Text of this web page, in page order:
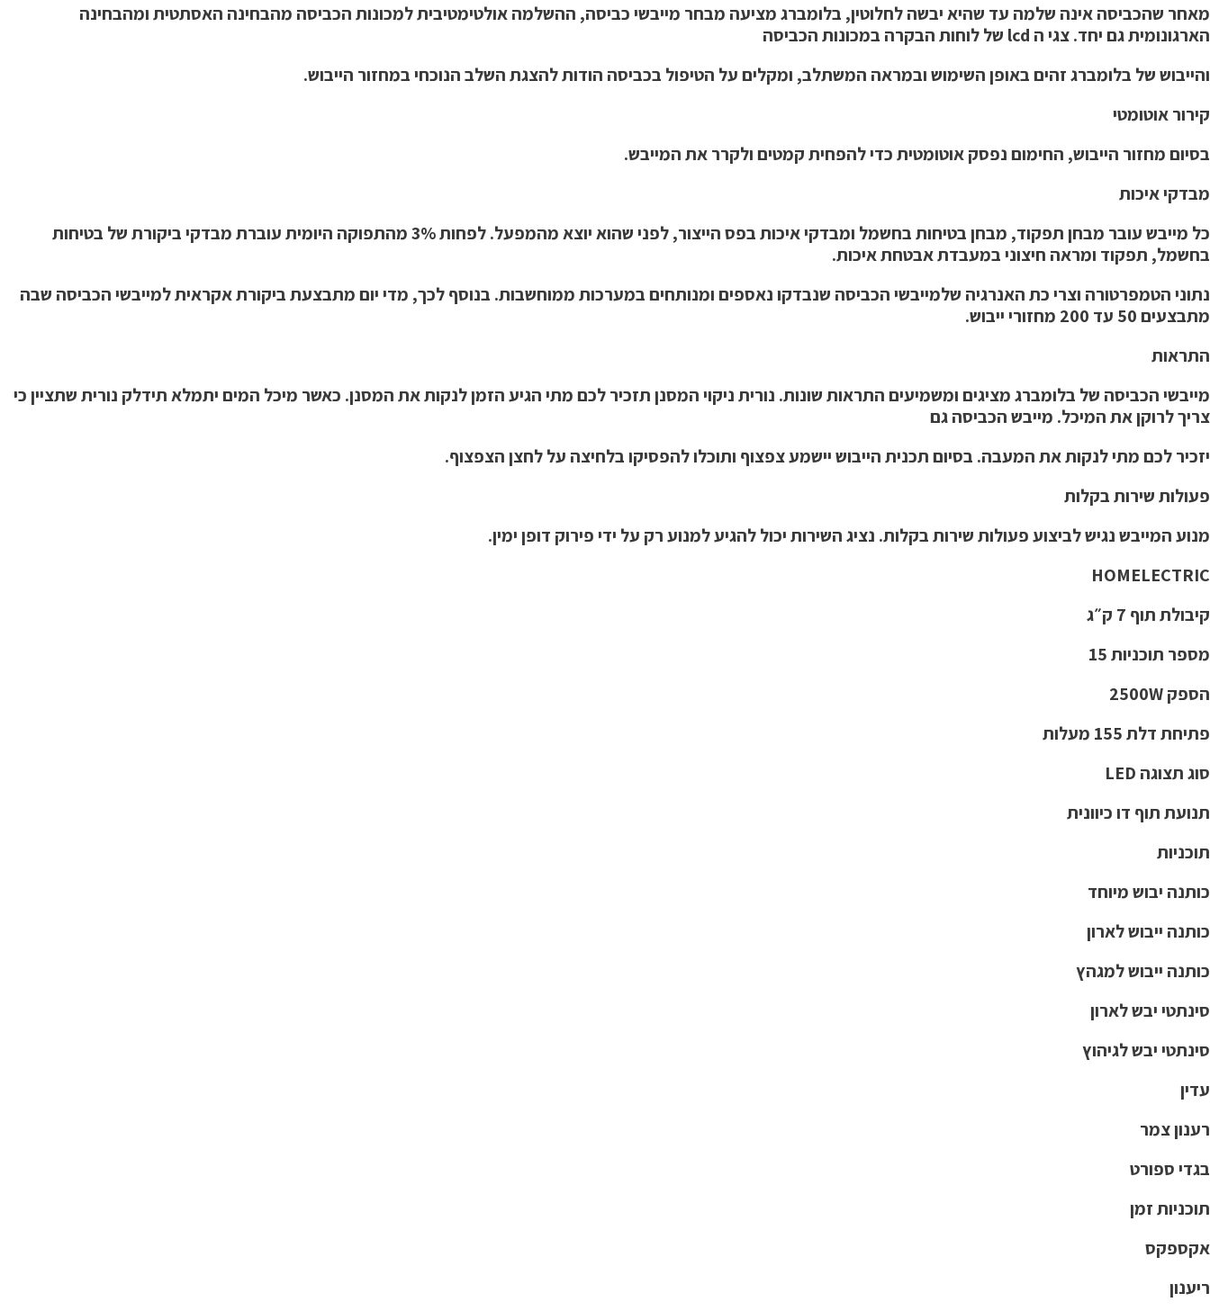
מאחר שהכביסה אינה שלמה עד שהיא יבשה לחלוטין, בלומברג מציעה מבחר מייבשי כביסה, ההשלמה אולטימטיבית למכונות הכביסה מהבחינה האסתטית ומהבחינה
הארגונומית גם יחד. צגי ה lcd של לוחות הבקרה במכונות הכביסה
והייבוש של בלומברג זהים באופן השימוש ובמראה המשתלב, ומקלים על הטיפול בכביסה הודות להצגת השלב הנוכחי במחזור הייבוש.
קירור אוטומטי
בסיום מחזור הייבוש, החימום נפסק אוטומטית כדי להפחית קמטים ולקרר את המייבש.
מבדקי איכות
כל מייבש עובר מבחן תפקוד, מבחן בטיחות בחשמל ומבדקי איכות בפס הייצור, לפני שהוא יוצא מהמפעל. לפחות 3% מהתפוקה היומית עוברת מבדקי ביקורת של בטיחות
בחשמל, תפקוד ומראה חיצוני במעבדת אבטחת איכות.
נתוני הטמפרטורה וצרי כת האנרגיה שלמייבשי הכביסה שנבדקו נאספים ומנותחים במערכות ממוחשבות. בנוסף לכך, מדי יום מתבצעת ביקורת אקראית למייבשי הכביסה שבה
מתבצעים 50 עד 200 מחזורי ייבוש.
התראות
מייבשי הכביסה של בלומברג מציגים ומשמיעים התראות שונות. נורית ניקוי המסנן תזכיר לכם מתי הגיע הזמן לנקות את המסנן. כאשר מיכל המים יתמלא תידלק נורית שתציין כי
צריך לרוקן את המיכל. מייבש הכביסה גם
יזכיר לכם מתי לנקות את המעבה. בסיום תכנית הייבוש יישמע צפצוף ותוכלו להפסיקו בלחיצה על לחצן הצפצוף.
פעולות שירות בקלות
מנוע המייבש נגיש לביצוע פעולות שירות בקלות. נציג השירות יכול להגיע למנוע רק על ידי פירוק דופן ימין.
HOMELECTRIC
קיבולת תוף 7 ק״ג
מספר תוכניות 15
הספק 2500W
פתיחת דלת 155 מעלות
סוג תצוגה LED
תנועת תוף דו כיוונית
תוכניות
כותנה יבוש מיוחד
כותנה ייבוש לארון
כותנה ייבוש למגהץ
סינתטי יבש לארון
סינתטי יבש לגיהוץ
עדין
רענון צמר
בגדי ספורט
תוכניות זמן
אקספקס
ריענון